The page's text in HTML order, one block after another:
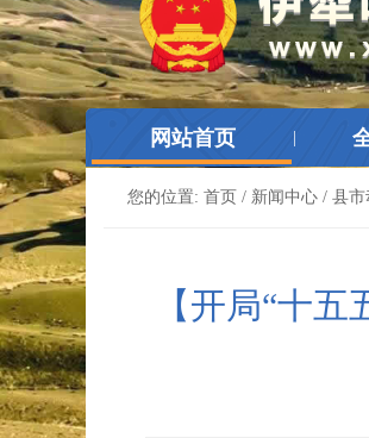
网站首页
您的位置: 首页 / 新闻中心 / 县市
【开局“十